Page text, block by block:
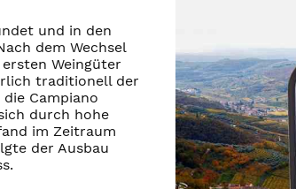
und in den
dem Wechsel
Weingüter
traditionell der
Campiano
durch hohe
im Zeitraum
der Ausbau